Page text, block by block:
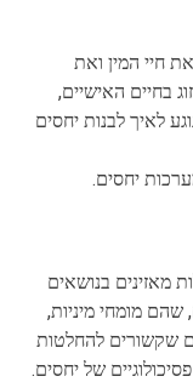
חיי המין ואת
בחיים האישיים,
לאיך לבנות יחסים
יחסים.
מאזינים בנושאים
שהם מומחי מיניות,
שקשורים להחלטות
של יחסים.